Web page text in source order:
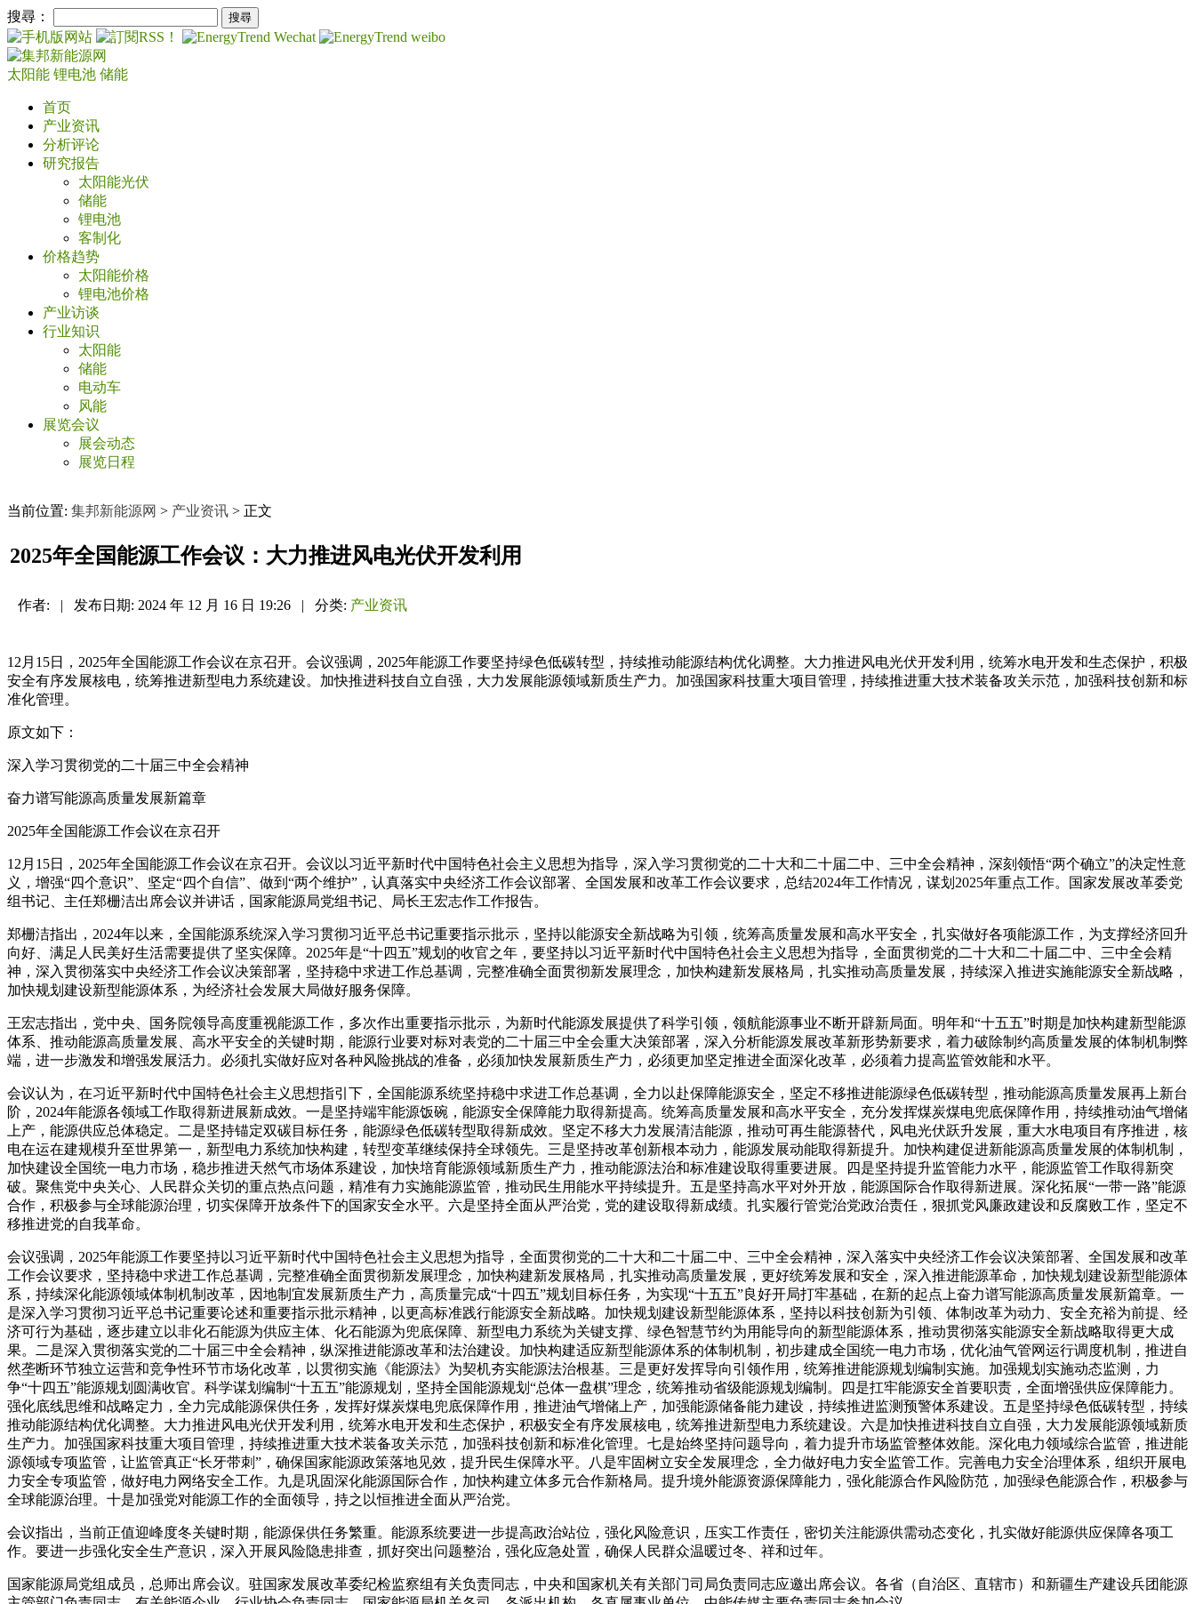
搜尋：
太阳能 锂电池 储能
首页
产业资讯
分析评论
研究报告
太阳能光伏
储能
锂电池
客制化
价格趋势
太阳能价格
锂电池价格
产业访谈
行业知识
太阳能
储能
电动车
风能
展览会议
展会动态
展览日程
当前位置: 集邦新能源网 > 产业资讯 > 正文
2025年全国能源工作会议：大力推进风电光伏开发利用
作者: | 发布日期: 2024 年 12 月 16 日 19:26 | 分类: 产业资讯
12月15日，2025年全国能源工作会议在京召开。会议强调，2025年能源工作要坚持绿色低碳转型，持续推动能源结构优化调整。大力推进风电光伏开发利用，统筹水电开发和生态保护，积极
安全有序发展核电，统筹推进新型电力系统建设。加快推进科技自立自强，大力发展能源领域新质生产力。加强国家科技重大项目管理，持续推进重大技术装备攻关示范，加强科技创新和标
准化管理。
原文如下：
深入学习贯彻党的二十届三中全会精神
奋力谱写能源高质量发展新篇章
2025年全国能源工作会议在京召开
12月15日，2025年全国能源工作会议在京召开。会议以习近平新时代中国特色社会主义思想为指导，深入学习贯彻党的二十大和二十届二中、三中全会精神，深刻领悟“两个确立”的决定性意
义，增强“四个意识”、坚定“四个自信”、做到“两个维护”，认真落实中央经济工作会议部署、全国发展和改革工作会议要求，总结2024年工作情况，谋划2025年重点工作。国家发展改革委党
组书记、主任郑栅洁出席会议并讲话，国家能源局党组书记、局长王宏志作工作报告。
郑栅洁指出，2024年以来，全国能源系统深入学习贯彻习近平总书记重要指示批示，坚持以能源安全新战略为引领，统筹高质量发展和高水平安全，扎实做好各项能源工作，为支撑经济回升
向好、满足人民美好生活需要提供了坚实保障。2025年是“十四五”规划的收官之年，要坚持以习近平新时代中国特色社会主义思想为指导，全面贯彻党的二十大和二十届二中、三中全会精
神，深入贯彻落实中央经济工作会议决策部署，坚持稳中求进工作总基调，完整准确全面贯彻新发展理念，加快构建新发展格局，扎实推动高质量发展，持续深入推进实施能源安全新战略，
加快规划建设新型能源体系，为经济社会发展大局做好服务保障。
王宏志指出，党中央、国务院领导高度重视能源工作，多次作出重要指示批示，为新时代能源发展提供了科学引领，领航能源事业不断开辟新局面。明年和“十五五”时期是加快构建新型能源
体系、推动能源高质量发展、高水平安全的关键时期，能源行业要对标对表党的二十届三中全会重大决策部署，深入分析能源发展改革新形势新要求，着力破除制约高质量发展的体制机制弊
端，进一步激发和增强发展活力。必须扎实做好应对各种风险挑战的准备，必须加快发展新质生产力，必须更加坚定推进全面深化改革，必须着力提高监管效能和水平。
会议认为，在习近平新时代中国特色社会主义思想指引下，全国能源系统坚持稳中求进工作总基调，全力以赴保障能源安全，坚定不移推进能源绿色低碳转型，推动能源高质量发展再上新台
阶，2024年能源各领域工作取得新进展新成效。一是坚持端牢能源饭碗，能源安全保障能力取得新提高。统筹高质量发展和高水平安全，充分发挥煤炭煤电兜底保障作用，持续推动油气增储
上产，能源供应总体稳定。二是坚持锚定双碳目标任务，能源绿色低碳转型取得新成效。坚定不移大力发展清洁能源，推动可再生能源替代，风电光伏跃升发展，重大水电项目有序推进，核
电在运在建规模升至世界第一，新型电力系统加快构建，转型变革继续保持全球领先。三是坚持改革创新根本动力，能源发展动能取得新提升。加快构建促进新能源高质量发展的体制机制，
加快建设全国统一电力市场，稳步推进天然气市场体系建设，加快培育能源领域新质生产力，推动能源法治和标准建设取得重要进展。四是坚持提升监管能力水平，能源监管工作取得新突
破。聚焦党中央关心、人民群众关切的重点热点问题，精准有力实施能源监管，推动民生用能水平持续提升。五是坚持高水平对外开放，能源国际合作取得新进展。深化拓展“一带一路”能源
合作，积极参与全球能源治理，切实保障开放条件下的国家安全水平。六是坚持全面从严治党，党的建设取得新成绩。扎实履行管党治党政治责任，狠抓党风廉政建设和反腐败工作，坚定不
移推进党的自我革命。
会议强调，2025年能源工作要坚持以习近平新时代中国特色社会主义思想为指导，全面贯彻党的二十大和二十届二中、三中全会精神，深入落实中央经济工作会议决策部署、全国发展和改革
工作会议要求，坚持稳中求进工作总基调，完整准确全面贯彻新发展理念，加快构建新发展格局，扎实推动高质量发展，更好统筹发展和安全，深入推进能源革命，加快规划建设新型能源体
系，持续深化能源领域体制机制改革，因地制宜发展新质生产力，高质量完成“十四五”规划目标任务，为实现“十五五”良好开局打牢基础，在新的起点上奋力谱写能源高质量发展新篇章。一
是深入学习贯彻习近平总书记重要论述和重要指示批示精神，以更高标准践行能源安全新战略。加快规划建设新型能源体系，坚持以科技创新为引领、体制改革为动力、安全充裕为前提、经
济可行为基础，逐步建立以非化石能源为供应主体、化石能源为兜底保障、新型电力系统为关键支撑、绿色智慧节约为用能导向的新型能源体系，推动贯彻落实能源安全新战略取得更大成
果。二是深入贯彻落实党的二十届三中全会精神，纵深推进能源改革和法治建设。加快构建适应新型能源体系的体制机制，初步建成全国统一电力市场，优化油气管网运行调度机制，推进自
然垄断环节独立运营和竞争性环节市场化改革，以贯彻实施《能源法》为契机夯实能源法治根基。三是更好发挥导向引领作用，统筹推进能源规划编制实施。加强规划实施动态监测，力
争“十四五”能源规划圆满收官。科学谋划编制“十五五”能源规划，坚持全国能源规划“总体一盘棋”理念，统筹推动省级能源规划编制。四是扛牢能源安全首要职责，全面增强供应保障能力。
强化底线思维和战略定力，全力完成能源保供任务，发挥好煤炭煤电兜底保障作用，推进油气增储上产，加强能源储备能力建设，持续推进监测预警体系建设。五是坚持绿色低碳转型，持续
推动能源结构优化调整。大力推进风电光伏开发利用，统筹水电开发和生态保护，积极安全有序发展核电，统筹推进新型电力系统建设。六是加快推进科技自立自强，大力发展能源领域新质
生产力。加强国家科技重大项目管理，持续推进重大技术装备攻关示范，加强科技创新和标准化管理。七是始终坚持问题导向，着力提升市场监管整体效能。深化电力领域综合监管，推进能
源领域专项监管，让监管真正“长牙带刺”，确保国家能源政策落地见效，提升民生保障水平。八是牢固树立安全发展理念，全力做好电力安全监管工作。完善电力安全治理体系，组织开展电
力安全专项监管，做好电力网络安全工作。九是巩固深化能源国际合作，加快构建立体多元合作新格局。提升境外能源资源保障能力，强化能源合作风险防范，加强绿色能源合作，积极参与
全球能源治理。十是加强党对能源工作的全面领导，持之以恒推进全面从严治党。
会议指出，当前正值迎峰度冬关键时期，能源保供任务繁重。能源系统要进一步提高政治站位，强化风险意识，压实工作责任，密切关注能源供需动态变化，扎实做好能源供应保障各项工
作。要进一步强化安全生产意识，深入开展风险隐患排查，抓好突出问题整治，强化应急处置，确保人民群众温暖过冬、祥和过年。
国家能源局党组成员，总师出席会议。驻国家发展改革委纪检监察组有关负责同志，中央和国家机关有关部门司局负责同志应邀出席会议。各省（自治区、直辖市）和新疆生产建设兵团能源